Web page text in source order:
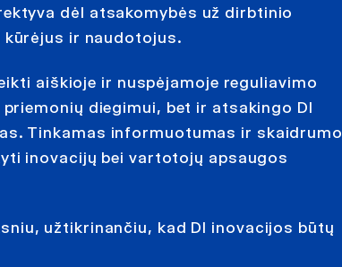
dėl atsakomybės už dirbtinio
kūrėjus ir naudotojus.
aiškioje ir nuspėjamoje reguliavimo
diegimui, bet ir atsakingo DI
Tinkamas informuotumas ir skaidrumo
inovacijų bei vartotojų apsaugos
užtikrinančiu, kad DI inovacijos būtų